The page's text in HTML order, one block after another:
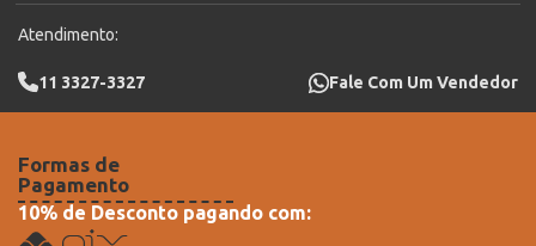
Atendimento:
11 3327-3327 Fale Com Um Vendedor
Formas de
Pagamento
10% de Desconto pagando com: